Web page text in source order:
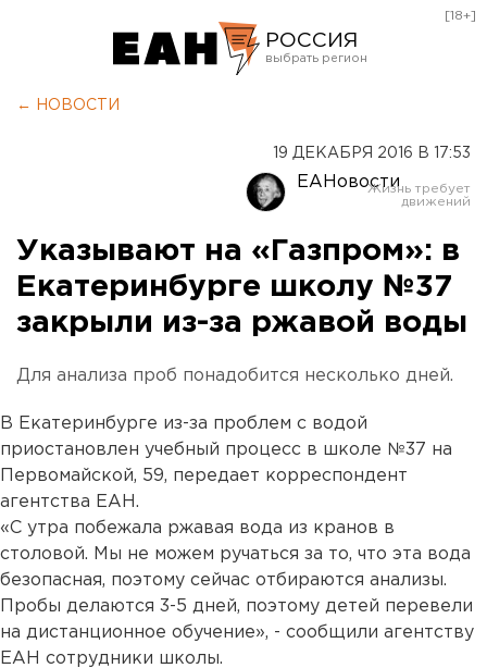
РОССИЯ
Оренбург
[18+]
← НОВОСТИ
19 ДЕКАБРЯ 2016 В 17:53
ЕАНовости
Указывают на «Газпром»: в
Екатеринбурге школу №37
закрыли из-за ржавой воды
Для анализа проб понадобится несколько дней.
В Екатеринбурге из-за проблем с водой
приостановлен учебный процесс в школе №37 на
Первомайской, 59, передает корреспондент
агентства ЕАН.
«С утра побежала ржавая вода из кранов в
столовой. Мы не можем ручаться за то, что эта вода
безопасная, поэтому сейчас отбираются анализы.
Пробы делаются 3-5 дней, поэтому детей перевели
на дистанционное обучение», - сообщили агентству
ЕАН сотрудники школы.